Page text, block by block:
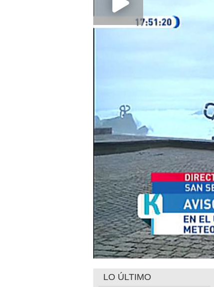
LO ÚLTIMO